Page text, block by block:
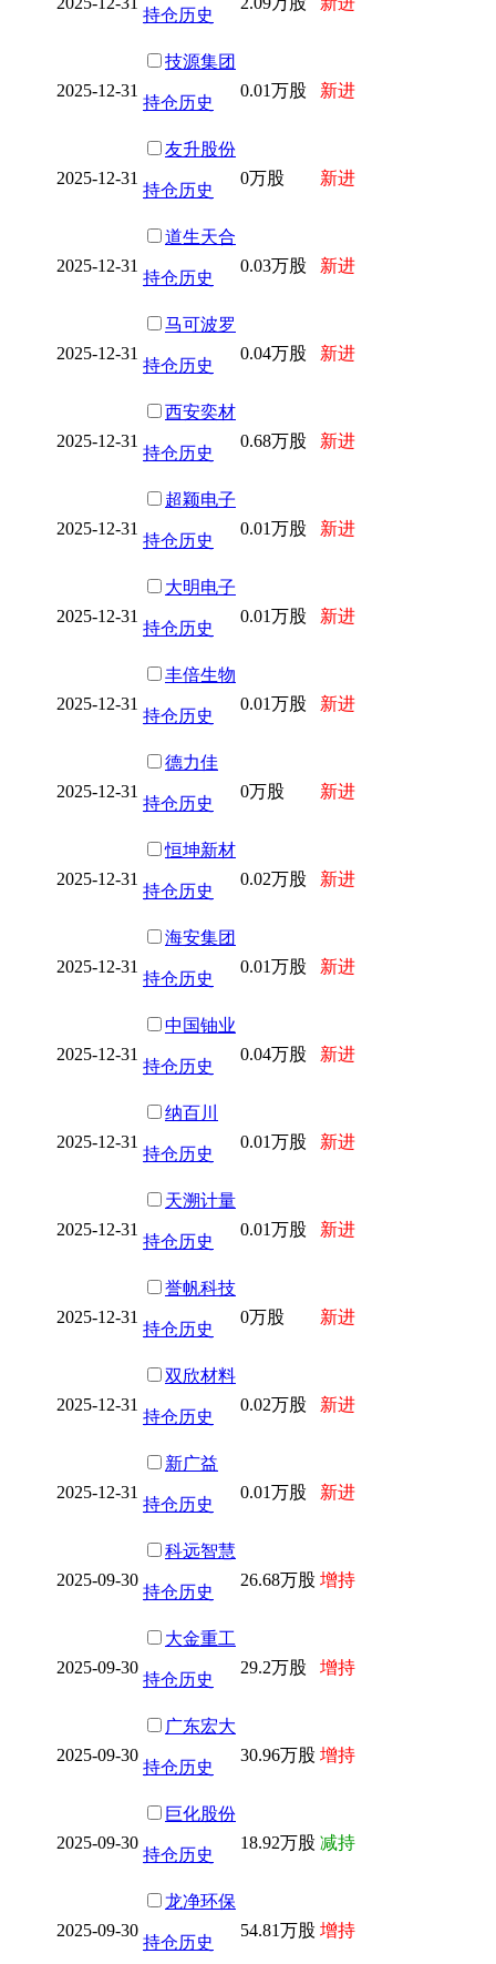
持仓历史
2025-12-31
技源集团
持仓历史
0.01万股 新进
2025-12-31
友升股份
持仓历史
0万股 新进
2025-12-31
道生天合
持仓历史
0.03万股 新进
2025-12-31
马可波罗
持仓历史
0.04万股 新进
2025-12-31
西安奕材
持仓历史
0.68万股 新进
2025-12-31
超颖电子
持仓历史
0.01万股 新进
2025-12-31
大明电子
持仓历史
0.01万股 新进
2025-12-31
丰倍生物
持仓历史
0.01万股 新进
2025-12-31
德力佳
持仓历史
0万股 新进
2025-12-31
恒坤新材
持仓历史
0.02万股 新进
2025-12-31
海安集团
持仓历史
0.01万股 新进
2025-12-31
中国铀业
持仓历史
0.04万股 新进
2025-12-31
纳百川
持仓历史
0.01万股 新进
2025-12-31
天溯计量
持仓历史
0.01万股 新进
2025-12-31
誉帆科技
持仓历史
0万股 新进
2025-12-31
双欣材料
持仓历史
0.02万股 新进
2025-12-31
新广益
持仓历史
0.01万股 新进
2025-09-30
科远智慧
持仓历史
26.68万股 增持
2025-09-30
大金重工
持仓历史
29.2万股 增持
2025-09-30
广东宏大
持仓历史
30.96万股 增持
2025-09-30
巨化股份
持仓历史
18.92万股 减持
2025-09-30
龙净环保
持仓历史
54.81万股 增持